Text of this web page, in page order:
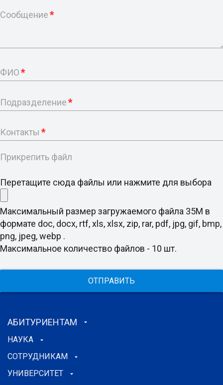
Сообщение*
ФИО*
Подразделение*
Контакты *
Прикрепить файл
Перетащите сюда файлы или нажмите для выбора
Максимальный размер загружаемого файла 35M в
формате doc, docx, rtf, xls, xlsx, zip, rar, pdf, jpg, gif, bmp,
png, jpeg, webp .
Максимальное количество файлов - 10 шт.
ОТПРАВИТЬ
АБИТУРИЕНТАМ
НАУКА
СОТРУДНИКАМ
УНИВЕРСИТЕТ